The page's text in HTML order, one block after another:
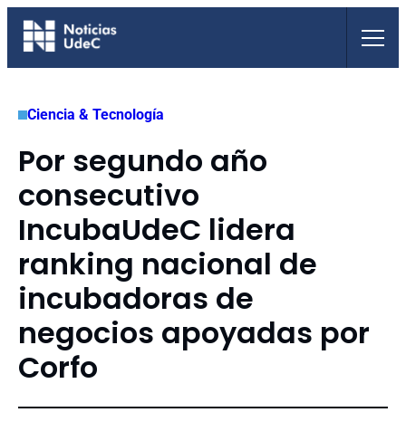
Saltar
Ciencia & Tecnología
Por segundo año
consecutivo
IncubaUdeC lidera
ranking nacional de
incubadoras de
negocios apoyadas por
Corfo